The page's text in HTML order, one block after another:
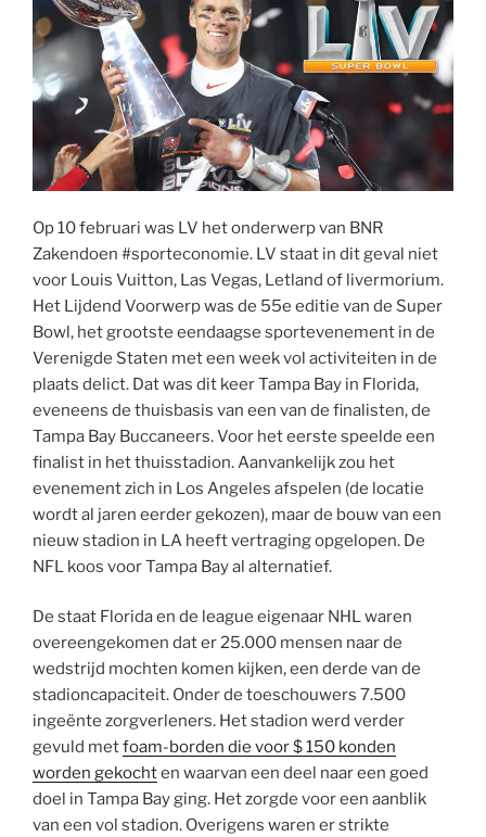
Op 10 februari was LV het onderwerp van BNR
Zakendoen #sporteconomie. LV staat in dit geval niet
voor Louis Vuitton, Las Vegas, Letland of livermorium.
Het Lijdend Voorwerp was de 55e editie van de Super
Bowl, het grootste eendaagse sportevenement in de
Verenigde Staten met een week vol activiteiten in de
plaats delict. Dat was dit keer Tampa Bay in Florida,
eveneens de thuisbasis van een van de finalisten, de
Tampa Bay Buccaneers. Voor het eerste speelde een
finalist in het thuisstadion. Aanvankelijk zou het
evenement zich in Los Angeles afspelen (de locatie
wordt al jaren eerder gekozen), maar de bouw van een
nieuw stadion in LA heeft vertraging opgelopen. De
NFL koos voor Tampa Bay al alternatief.
De staat Florida en de league eigenaar NHL waren
overeengekomen dat er 25.000 mensen naar de
wedstrijd mochten komen kijken, een derde van de
stadioncapaciteit. Onder de toeschouwers 7.500
ingeënte zorgverleners. Het stadion werd verder
gevuld metfoam-borden die voor $ 150 konden
worden gekochten waarvan een deel naar een goed
doel in Tampa Bay ging. Het zorgde voor een aanblik
van een vol stadion. Overigens waren er strikte